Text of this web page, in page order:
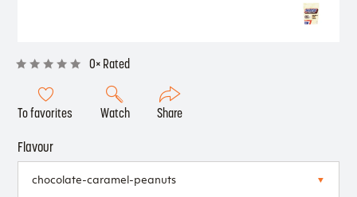
0× Rated
To favorites Watch Share
Flavour